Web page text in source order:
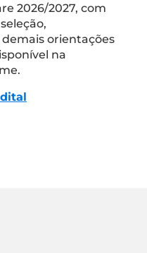
2026/2027, com
orientações
na